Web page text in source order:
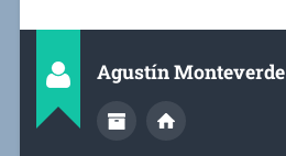
Agustín Monteverde